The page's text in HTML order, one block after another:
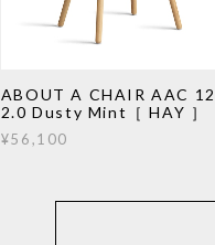
ABOUT A CHAIR AAC 12
2.0 Dusty Mint［ HAY ］
¥56,100